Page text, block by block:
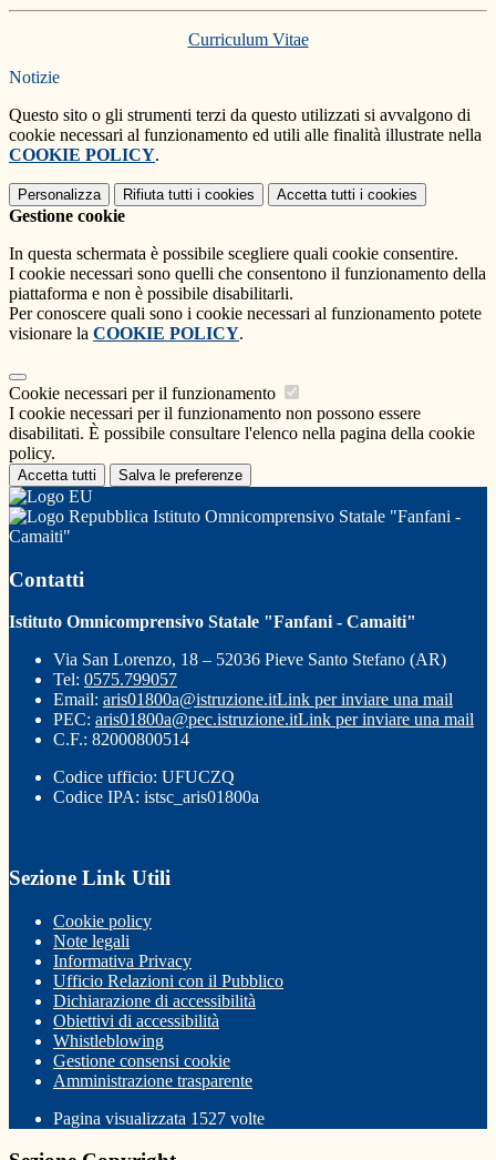
Curriculum Vitae
Notizie
Questo sito o gli strumenti terzi da questo utilizzati si avvalgono di
cookie necessari al funzionamento ed utili alle finalità illustrate nella
COOKIE POLICY.
Personalizza Rifiuta tutti i cookies Accetta tutti i cookies
Gestione cookie
In questa schermata è possibile scegliere quali cookie consentire.
I cookie necessari sono quelli che consentono il funzionamento della
piattaforma e non è possibile disabilitarli.
Per conoscere quali sono i cookie necessari al funzionamento potete
visionare la COOKIE POLICY.
Cookie necessari per il funzionamento
I cookie necessari per il funzionamento non possono essere
disabilitati. È possibile consultare l'elenco nella pagina della cookie
policy.
Accetta tutti Salva le preferenze
Istituto Omnicomprensivo Statale "Fanfani -
Camaiti"
Contatti
Istituto Omnicomprensivo Statale "Fanfani - Camaiti"
Via San Lorenzo, 18 – 52036 Pieve Santo Stefano (AR)
Tel: 0575.799057
Email: aris01800a@istruzione.itLink per inviare una mail
PEC: aris01800a@pec.istruzione.itLink per inviare una mail
C.F.: 82000800514
Codice ufficio: UFUCZQ
Codice IPA: istsc_aris01800a
Sezione Link Utili
Cookie policy
Note legali
Informativa Privacy
Ufficio Relazioni con il Pubblico
Dichiarazione di accessibilità
Obiettivi di accessibilità
Whistleblowing
Gestione consensi cookie
Amministrazione trasparente
Pagina visualizzata 1527 volte